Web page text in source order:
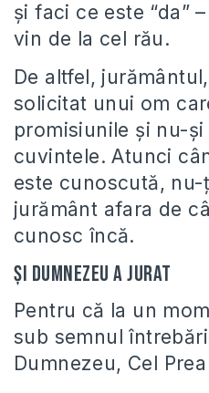
şi faci ce este “da”
vin de la cel rău.
De altfel,
solicitat unui om
promisiunile şi nu-
cuvintele. Atunci
este cunoscută,
jurământ afara de
cunosc încă.
Şi Dumnezeu a jurat
Pentru că la un
sub semnul
Dumnezeu, Cel